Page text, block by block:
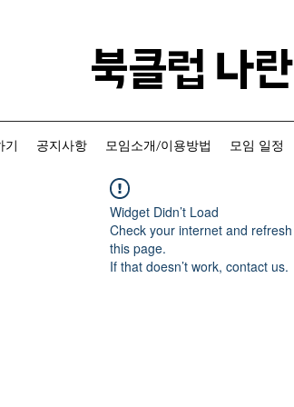
​북클럽 나란
기 공지사항 모임소개/이용방법 모임 일정
Widget Didn’t Load
Check your internet and refresh
this page.
If that doesn’t work, contact us.